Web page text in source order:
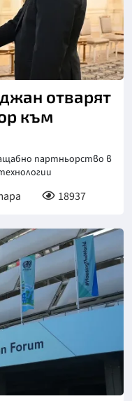
отварят
към
партньорство в
18937